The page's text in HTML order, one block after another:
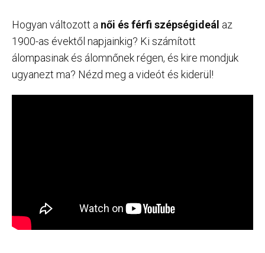
Hogyan változott a női és férfi szépségideál az
1900-as évektől napjainkig? Ki számított
álompasinak és álomnőnek régen, és kire mondjuk
ugyanezt ma? Nézd meg a videót és kiderül!